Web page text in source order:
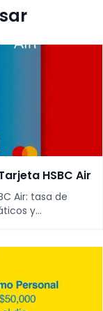
HSBC Air
Air: tasa de
y